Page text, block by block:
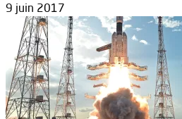
9 juin 2017